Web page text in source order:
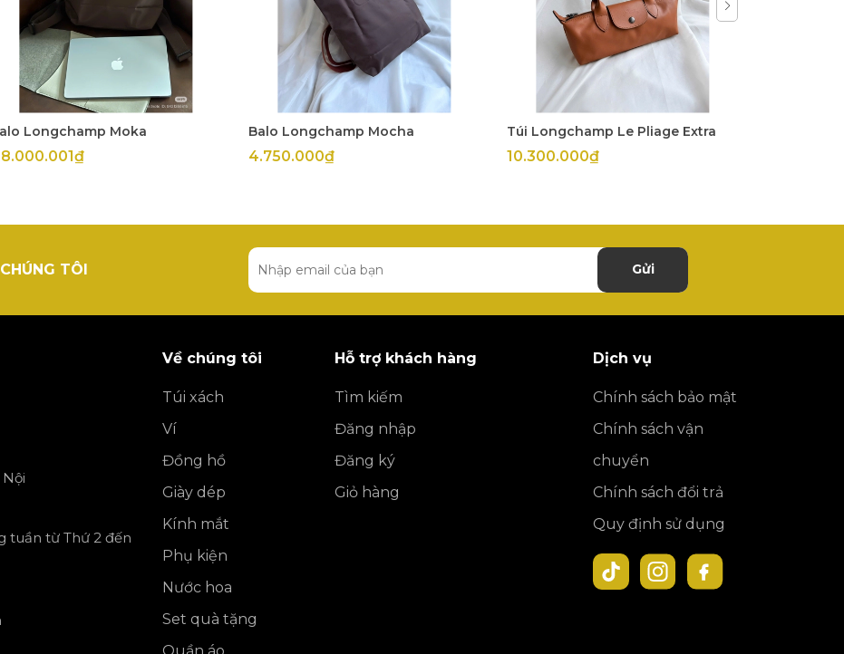
Longchamp Moka Balo Longchamp Mocha
4.750.000₫
Túi Longchamp Le Pliage Extra
10.300.000₫
TÔI Gửi
tuần từ Thứ 2 đến
Về chúng tôi
Túi xách
Ví
Đồng hồ
Giày dép
Kính mắt
Phụ kiện
Nước hoa
Set quà tặng
Quần áo
Hỗ trợ khách hàng
Tìm kiếm
Đăng nhập
Đăng ký
Giỏ hàng
Dịch vụ
Chính sách bảo mật
Chính sách vận
chuyển
Chính sách đổi trả
Quy định sử dụng